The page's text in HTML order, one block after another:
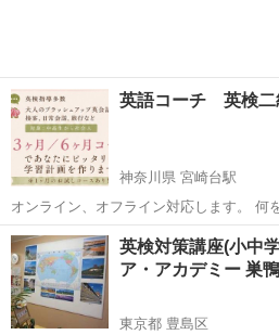
英語コーチ 英検二
神奈川県 宮崎台駅
オンライン、オフライン対応します。 何をどう勉強したらいいのか、
学習の仕方からお手伝いします。 期間はフレキシブル。 状況に合わせ
て、１ヶ月単位で学習計画を立てます。
神奈川 川崎市 宮崎台駅 英検
英検対策講座(小中
ア・アカデミー
東京都 豊島区